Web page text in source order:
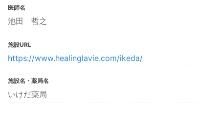
医師名
池田 哲之
施設URL
https://www.healinglavie.com/ikeda/
施設名・薬局名
いけだ薬局